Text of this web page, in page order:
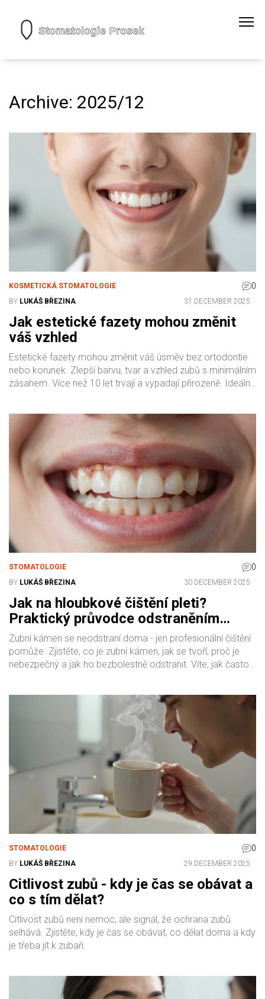
Archive: 2025/12
KOSMETICKÁ STOMATOLOGIE 0
BY LUKÁŠ BŘEZINA 31 DECEMBER 2025
Jak estetické fazety mohou změnit
váš vzhled
Estetické fazety mohou změnit váš úsměv bez ortodontie
nebo korunek. Zlepší barvu, tvar a vzhled zubů s minimálním
zásahem. Více než 10 let trvají a vypadají přirozeně. Ideální
STOMATOLOGIE 0
BY LUKÁŠ BŘEZINA 30 DECEMBER 2025
Jak na hloubkové čištění pleti?
Praktický průvodce odstraněním
zubního kamene
Zubní kámen se neodstraní doma - jen profesionální čištění
pomůže. Zjistěte, co je zubní kámen, jak se tvoří, proč je
nebezpečný a jak ho bezbolestně odstranit. Víte, jak často
STOMATOLOGIE 0
BY LUKÁŠ BŘEZINA 29 DECEMBER 2025
Citlivost zubů - kdy je čas se obávat a
co s tím dělat?
Citlivost zubů není nemoc, ale signál, že ochrana zubů
selhává. Zjistěte, kdy je čas se obávat, co dělat doma a kdy
je třeba jít k zubaři.